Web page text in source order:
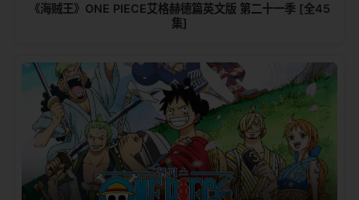
《海贼王》ONE PIECE艾格赫德篇英文版 第二十一季 [全45
集]